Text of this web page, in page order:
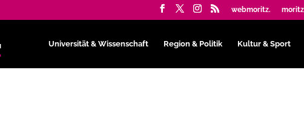
webmoritz.
Universität & Wissenschaft Region & Politik Kultur & Sport